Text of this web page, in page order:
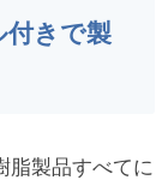
付きで製
脂製品すべてに